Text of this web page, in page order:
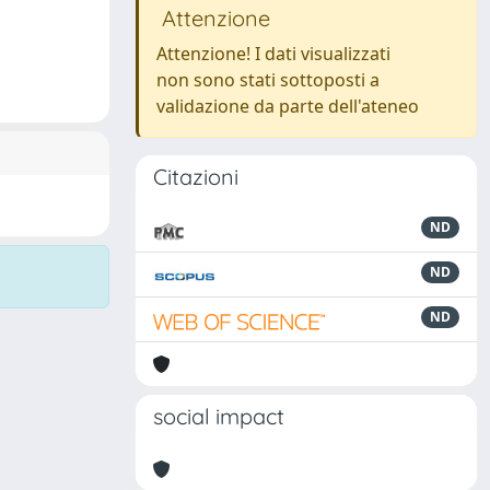
Attenzione
Attenzione! I dati visualizzati
non sono stati sottoposti a
validazione da parte dell'ateneo
Citazioni
ND
ND
ND
social impact